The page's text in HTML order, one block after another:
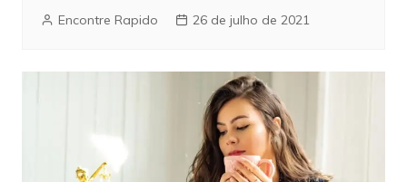
Encontre Rapido 26 de julho de 2021